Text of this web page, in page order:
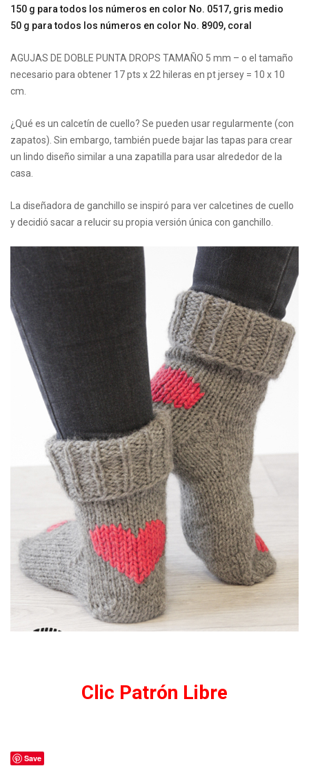
150 g para todos los números en color No. 0517, gris medio
50 g para todos los números en color No. 8909, coral
AGUJAS DE DOBLE PUNTA DROPS TAMAÑO 5 mm – o el tamaño
necesario para obtener 17 pts x 22 hileras en pt jersey = 10 x 10
cm.
¿Qué es un calcetín de cuello? Se pueden usar regularmente (con
zapatos). Sin embargo, también puede bajar las tapas para crear
un lindo diseño similar a una zapatilla para usar alrededor de la
casa.
La diseñadora de ganchillo se inspiró para ver calcetines de cuello
y decidió sacar a relucir su propia versión única con ganchillo.
Clic Patrón Libre
Save